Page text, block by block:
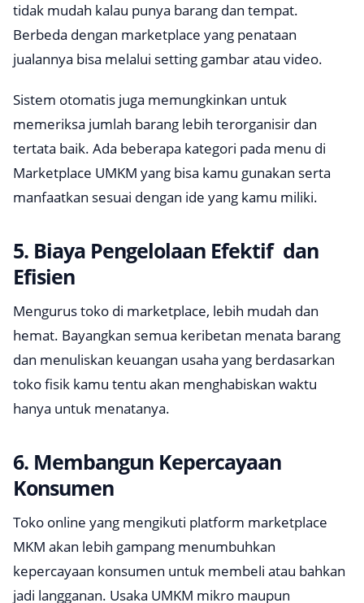
tidak mudah kalau punya barang dan tempat.
Berbeda dengan marketplace yang penataan
jualannya bisa melalui setting gambar atau video.
Sistem otomatis juga memungkinkan untuk
memeriksa jumlah barang lebih terorganisir dan
tertata baik. Ada beberapa kategori pada menu di
Marketplace UMKM yang bisa kamu gunakan serta
manfaatkan sesuai dengan ide yang kamu miliki.
5. Biaya Pengelolaan Efektif dan
Efisien
Mengurus toko di marketplace, lebih mudah dan
hemat. Bayangkan semua keribetan menata barang
dan menuliskan keuangan usaha yang berdasarkan
toko fisik kamu tentu akan menghabiskan waktu
hanya untuk menatanya.
6. Membangun Kepercayaan
Konsumen
Toko online yang mengikuti platform marketplace
MKM akan lebih gampang menumbuhkan
kepercayaan konsumen untuk membeli atau bahkan
jadi langganan. Usaka UMKM mikro maupun